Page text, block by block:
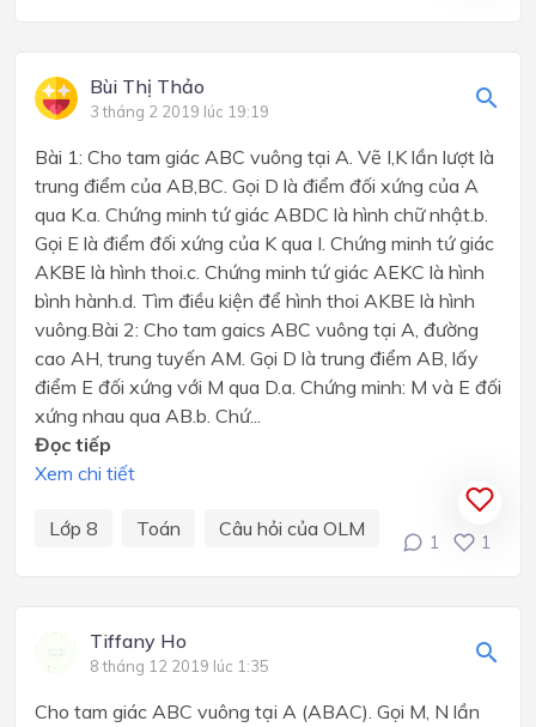
Bùi Thị Thảo
3 tháng 2 2019 lúc 19:19
Bài 1: Cho tam giác ABC vuông tại A. Vẽ I,K lần lượt là
trung điểm của AB,BC. Gọi D là điểm đối xứng của A
qua K.a. Chứng minh tứ giác ABDC là hình chữ nhật.b.
Gọi E là điểm đối xứng của K qua I. Chứng minh tứ giác
AKBE là hình thoi.c. Chứng minh tứ giác AEKC là hình
bình hành.d. Tìm điều kiện để hình thoi AKBE là hình
vuông.Bài 2: Cho tam gaics ABC vuông tại A, đường
cao AH, trung tuyến AM. Gọi D là trung điểm AB, lấy
điểm E đối xứng với M qua D.a. Chứng minh: M và E đối
xứng nhau qua AB.b. Chứ...
Đọc tiếp
Xem chi tiết
Lớp 8 Toán Câu hỏi của OLM
1 1
Tiffany Ho
8 tháng 12 2019 lúc 1:35
Cho tam giác ABC vuông tại A (ABAC). Gọi M, N lần